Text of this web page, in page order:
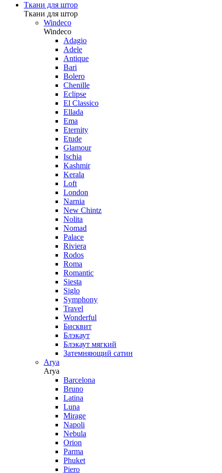
Ткани для штор
Ткани для штор
Windeco
Windeco
Adagio
Adele
Antique
Bari
Bolero
Chenille
Eclipse
El Classico
Ellada
Ema
Eternity
Etude
Glamour
Ischia
Kashmir
Kerala
Loft
London
Narnia
New Chintz
Nolita
Nomad
Palace
Riviera
Rodos
Roma
Romantic
Siesta
Siglo
Symphony
Travel
Wonderful
Бисквит
Блэкаут
Блэкаут мягкий
Затемняющий сатин
Arya
Arya
Barcelona
Bruno
Latina
Luna
Mirage
Napoli
Nebula
Orion
Parma
Phuket
Piero